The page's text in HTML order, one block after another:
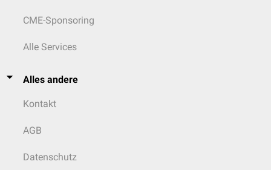
CME-Sponsoring
Alle Services
Alles andere
Kontakt
AGB
Datenschutz